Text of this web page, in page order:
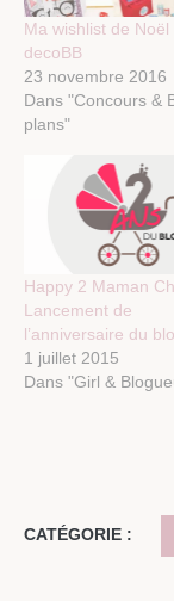
Ma wishlist de Noël
decoBB
23 novembre 2016
Dans "Concours &
plans"
Happy 2 Maman
Lancement de
l’anniversaire du
1 juillet 2015
Dans "Girl &
CATÉGORIE :